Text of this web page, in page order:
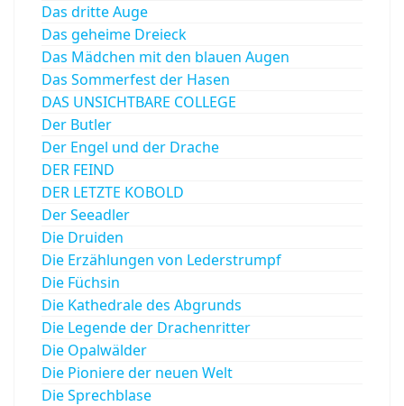
Das dritte Auge
Das geheime Dreieck
Das Mädchen mit den blauen Augen
Das Sommerfest der Hasen
DAS UNSICHTBARE COLLEGE
Der Butler
Der Engel und der Drache
DER FEIND
DER LETZTE KOBOLD
Der Seeadler
Die Druiden
Die Erzählungen von Lederstrumpf
Die Füchsin
Die Kathedrale des Abgrunds
Die Legende der Drachenritter
Die Opalwälder
Die Pioniere der neuen Welt
Die Sprechblase